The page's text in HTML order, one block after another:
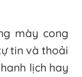
mày cong
tin và thoải
lịch hay